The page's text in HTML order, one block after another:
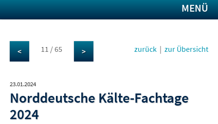
MENÜ
< 11 / 65 > zurück | zur Übersicht
23.01.2024
Norddeutsche Kälte-Fachtage
2024